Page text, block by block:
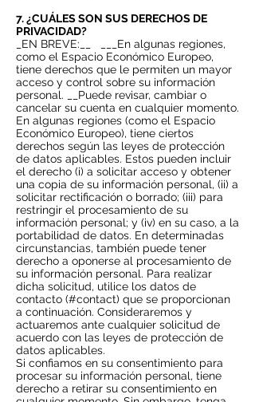
7. ¿CUÁLES SON SUS DERECHOS DE
PRIVACIDAD?
_EN BREVE:__
___En algunas regiones,
como el Espacio Económico Europeo,
tiene derechos que le permiten un mayor
acceso y control sobre su información
personal. __Puede revisar, cambiar o
cancelar su cuenta en cualquier momento.
En algunas regiones (como el Espacio
Económico Europeo), tiene ciertos
derechos según las leyes de protección
de datos aplicables. Estos pueden incluir
el derecho (i) a solicitar acceso y obtener
una copia de su información personal, (ii) a
solicitar rectificación o borrado; (iii) para
restringir el procesamiento de su
información personal; y (iv) en su caso, a la
portabilidad de datos. En determinadas
circunstancias, también puede tener
derecho a oponerse al procesamiento de
su información personal. Para realizar
dicha solicitud, utilice los datos de
contacto (#contact) que se proporcionan
a continuación. Consideraremos y
actuaremos ante cualquier solicitud de
acuerdo con las leyes de protección de
datos aplicables.
Si confiamos en su consentimiento para
procesar su información personal, tiene
derecho a retirar su consentimiento en